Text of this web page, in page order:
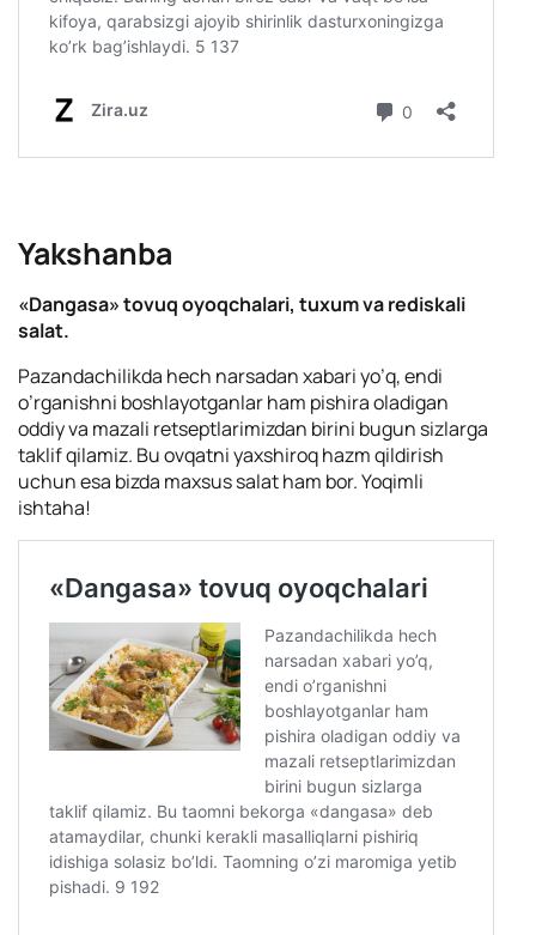
Yakshanba
«Dangasa» tovuq oyoqchalari, tuxum va rediskali
salat.
Pazandachilikda hech narsadan xabari yo’q, endi
o’rganishni boshlayotganlar ham pishira oladigan
oddiy va mazali retseptlarimizdan birini bugun sizlarga
taklif qilamiz. Bu ovqatni yaxshiroq hazm qildirish
uchun esa bizda maxsus salat ham bor. Yoqimli
ishtaha!